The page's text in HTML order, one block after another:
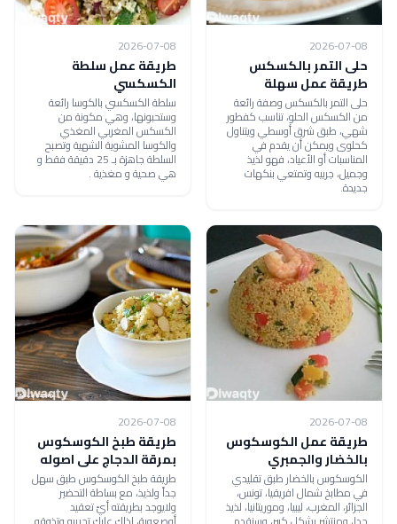
2026-07-08
حلى التمر بالكسكس
طريقة عمل سهلة
حلى التمر بالكسكس وصفة رائعة
من الكسكس الحلو، تناسب كفطور
شهي، طبق شرق أوسطي ويتناول
كحلوى ويمكن أن يقدم في
المناسبات أو الأعياد، فهو لذيذ
وجميل، جربيه وتمتعي بنكهات
جديدة.
2026-07-08
طريقة عمل سلطة
الكسكسي
سلطة الكسكسي بالكوسا رائعة
وستحبونها، وهي مكونة من
الكسكس المغربي المغذي
والكوسا المشوية الشهية وتصبح
السلطة جاهزة بـ 25 دقيقة فقط و
هي صحية و مغذية .
2026-07-08
طريقة عمل الكوسكوس
بالخضار والجمبري
الكوسكوس بالخضار طبق تقليدي
في مطابخ شمال افريقيا، تونس،
الجزائر، المغرب، ليبيا، وموريتانيا، لذيذ
2026-07-08
طريقة طبخ الكوسكوس
بمرقة الدجاج على اصوله
طريقة طبخ الكوسكوس طبق سهل
جداً ولذيذ، مع بساطة التحضير
ولايوجد بطريقته أيّ تعقيد